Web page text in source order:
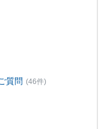
質問 (46件)